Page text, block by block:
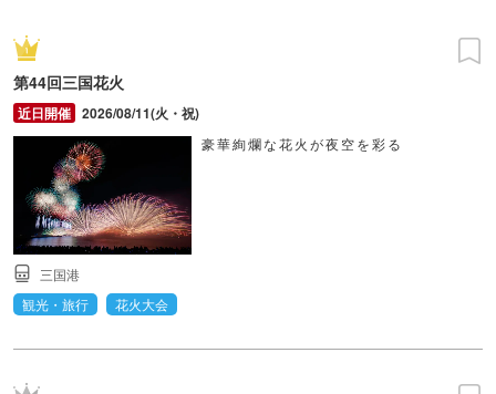
第44回三国花火
2026/08/11(火・祝)
豪華絢爛な花火が夜空を彩る
三国港
観光・旅行
花火大会